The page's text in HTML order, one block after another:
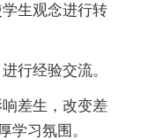
生观念进行转
行经验交流。
差生，改变差
学习氛围。